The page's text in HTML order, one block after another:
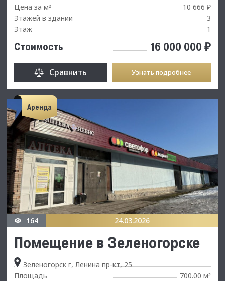
Цена за м²
10 666 ₽
Этажей в здании
3
Этаж
1
Стоимость 16 000 000 ₽
Сравнить Узнать подробнее
Аренда
164 24.03.2026
Помещение в Зеленогорске
Зеленогорск г, Ленина пр-кт, 25
Площадь
700.00 м²